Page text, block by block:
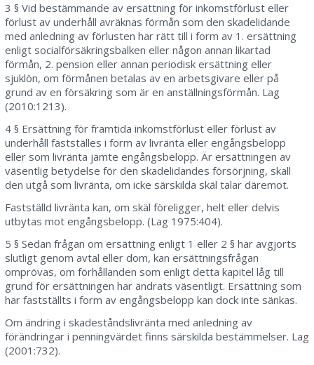
3 § Vid bestämmande av ersättning för inkomstförlust eller
förlust av underhåll avräknas förmån som den skadelidande
med anledning av förlusten har rätt till i form av 1. ersättning
enligt socialförsäkringsbalken eller någon annan likartad
förmån, 2. pension eller annan periodisk ersättning eller
sjuklön, om förmånen betalas av en arbetsgivare eller på
grund av en försäkring som är en anställningsförmån. Lag
(2010:1213).
4 § Ersättning för framtida inkomstförlust eller förlust av
underhåll fastställes i form av livränta eller engångsbelopp
eller som livränta jämte engångsbelopp. Är ersättningen av
väsentlig betydelse för den skadelidandes försörjning, skall
den utgå som livränta, om icke särskilda skäl talar däremot.
Fastställd livränta kan, om skäl föreligger, helt eller delvis
utbytas mot engångsbelopp. (Lag 1975:404).
5 § Sedan frågan om ersättning enligt 1 eller 2 § har avgjorts
slutligt genom avtal eller dom, kan ersättningsfrågan
omprövas, om förhållanden som enligt detta kapitel låg till
grund för ersättningen har ändrats väsentligt. Ersättning som
har fastställts i form av engångsbelopp kan dock inte sänkas.
Om ändring i skadeståndslivränta med anledning av
förändringar i penningvärdet finns särskilda bestämmelser. Lag
(2001:732).